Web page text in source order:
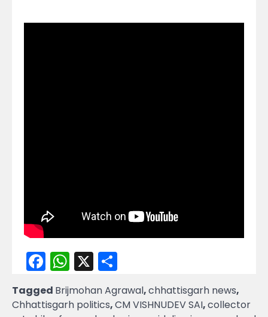
Facebook
WhatsApp
X
Tagged Brijmohan Agrawal,chhattisgarh news,
Chhattisgarh politics,CM VISHNUDEV SAI,collector